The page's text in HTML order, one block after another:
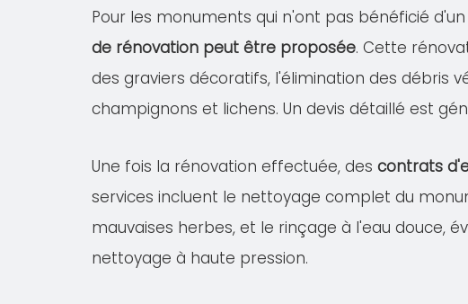
Pour les monuments qui n'ont pas bénéficié
de rénovation peut être proposée. Cette
des graviers décoratifs, l'élimination des débris
champignons et lichens. Un devis détaillé est
Une fois la rénovation effectuée, des contrats
services incluent le nettoyage complet du
mauvaises herbes, et le rinçage à l'eau douce,
nettoyage à haute pression.